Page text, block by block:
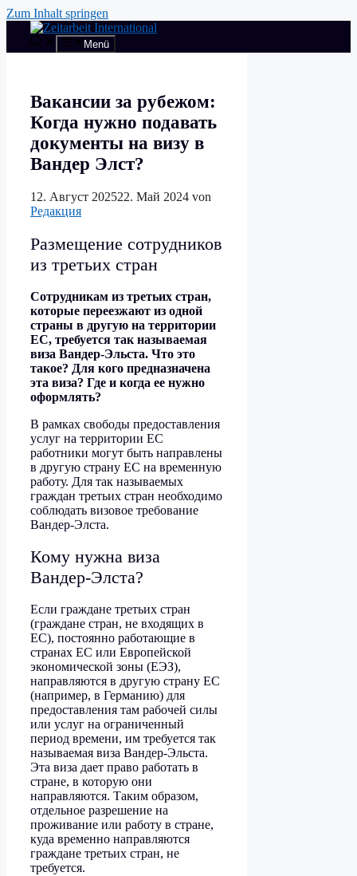
Zum Inhalt springen
Menü
Вакансии за рубежом:
Когда нужно подавать
документы на визу в
Вандер Элст?
12. Август 202522. Май 2024 von
Редакция
Размещение сотрудников
из третьих стран
Сотрудникам из третьих стран,
которые переезжают из одной
страны в другую на территории
ЕС, требуется так называемая
виза Вандер-Эльста. Что это
такое? Для кого предназначена
эта виза? Где и когда ее нужно
оформлять?
В рамках свободы предоставления
услуг на территории ЕС
работники могут быть направлены
в другую страну ЕС на временную
работу. Для так называемых
граждан третьих стран необходимо
соблюдать визовое требование
Вандер-Элста.
Кому нужна виза
Вандер-Элста?
Если граждане третьих стран
(граждане стран, не входящих в
ЕС), постоянно работающие в
странах ЕС или Европейской
экономической зоны (ЕЭЗ),
направляются в другую страну ЕС
(например, в Германию) для
предоставления там рабочей силы
или услуг на ограниченный
период времени, им требуется так
называемая виза Вандер-Эльста.
Эта виза дает право работать в
стране, в которую они
направляются. Таким образом,
отдельное разрешение на
проживание или работу в стране,
куда временно направляются
граждане третьих стран, не
требуется.